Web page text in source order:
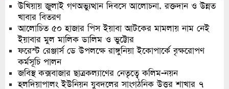
উখিয়ায় জুলাই গণঅভ্যুত্থান দিবসে আলোচনা, রক্তদান ও উন্নত
খাবার বিতরণ
আলোচিত ৫০ হাজার পিস ইয়াবা আটকের মামলায় নাম নেই
ইয়াবার মুল মালিক ডালিম ও ভুট্টোর
ফরেস্ট রেঞ্জার্স ডে উপলক্ষে রাঙ্গুনিয়া ইকোপার্কে বৃক্ষরোপণ
কর্মসূচি পালন
জবিস্থ কক্সবাজার ছাত্রকল্যাণের নেতৃত্বে কলিম-নয়ন
হলদিয়াপালং ইউনিয়ন যুবদলের সাংগঠনিক উত্তর শাখার ৭